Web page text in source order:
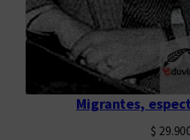
Migrantes,
$